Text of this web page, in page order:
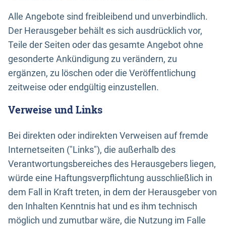
Alle Angebote sind freibleibend und unverbindlich.
Der Herausgeber behält es sich ausdrücklich vor,
Teile der Seiten oder das gesamte Angebot ohne
gesonderte Ankündigung zu verändern, zu
ergänzen, zu löschen oder die Veröffentlichung
zeitweise oder endgültig einzustellen.
Verweise und Links
Bei direkten oder indirekten Verweisen auf fremde
Internetseiten ("Links"), die außerhalb des
Verantwortungsbereiches des Herausgebers liegen,
würde eine Haftungsverpflichtung ausschließlich in
dem Fall in Kraft treten, in dem der Herausgeber von
den Inhalten Kenntnis hat und es ihm technisch
möglich und zumutbar wäre, die Nutzung im Falle